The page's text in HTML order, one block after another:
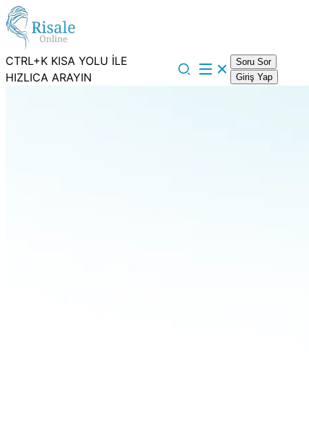
CTRL+K KISA YOLU İLE
HIZLICA ARAYIN
Soru Sor
Giriş Yap